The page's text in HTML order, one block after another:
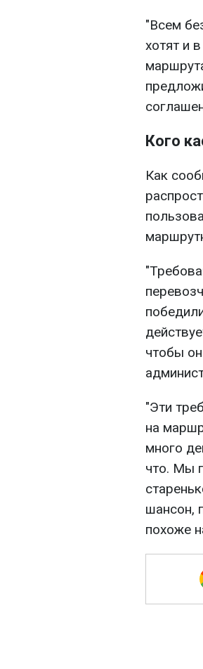
"Всем
хотят и
Кого
Как
чтобы
"Эти
на
много
что. Мы
шансон,
похоже